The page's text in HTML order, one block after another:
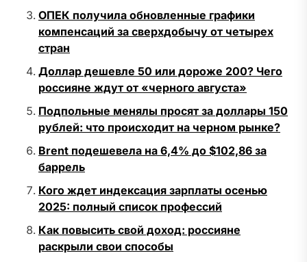
ОПЕК получила обновленные графики
компенсаций за сверхдобычу от четырех
стран
Доллар дешевле 50 или дороже 200? Чего
россияне ждут от «черного августа»
Подпольные менялы просят за доллары 150
рублей: что происходит на черном рынке?
Brent подешевела на 6,4% до $102,86 за
баррель
Кого ждет индексация зарплаты осенью
2025: полный список профессий
Как повысить свой доход: россияне
раскрыли свои способы